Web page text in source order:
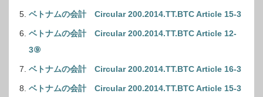
ベトナムの会計 Circular 200.2014.TT.BTC Article 15-3
ベトナムの会計 Circular 200.2014.TT.BTC Article 12-
3⑨
ベトナムの会計 Circular 200.2014.TT.BTC Article 16-3
ベトナムの会計 Circular 200.2014.TT.BTC Article 15-3